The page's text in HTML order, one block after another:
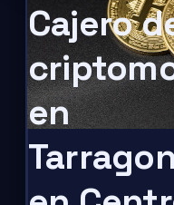
Cajero
en